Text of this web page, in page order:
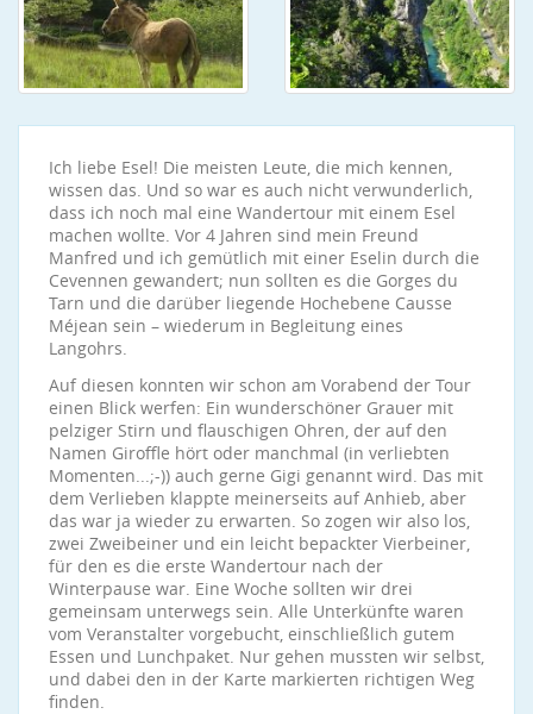
Ich liebe Esel! Die meisten Leute, die mich kennen,
wissen das. Und so war es auch nicht verwunderlich,
dass ich noch mal eine Wandertour mit einem Esel
machen wollte. Vor 4 Jahren sind mein Freund
Manfred und ich gemütlich mit einer Eselin durch die
Cevennen gewandert; nun sollten es die Gorges du
Tarn und die darüber liegende Hochebene Causse
Méjean sein – wiederum in Begleitung eines
Langohrs.
Auf diesen konnten wir schon am Vorabend der Tour
einen Blick werfen: Ein wunderschöner Grauer mit
pelziger Stirn und flauschigen Ohren, der auf den
Namen Giroffle hört oder manchmal (in verliebten
Momenten...;-)) auch gerne Gigi genannt wird. Das mit
dem Verlieben klappte meinerseits auf Anhieb, aber
das war ja wieder zu erwarten. So zogen wir also los,
zwei Zweibeiner und ein leicht bepackter Vierbeiner,
für den es die erste Wandertour nach der
Winterpause war. Eine Woche sollten wir drei
gemeinsam unterwegs sein. Alle Unterkünfte waren
vom Veranstalter vorgebucht, einschließlich gutem
Essen und Lunchpaket. Nur gehen mussten wir selbst,
und dabei den in der Karte markierten richtigen Weg
finden.